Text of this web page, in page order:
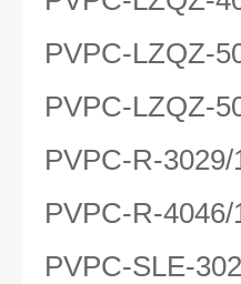
PVPC-LZQZ-
PVPC-LZQZ-
PVPC-R-3029/
PVPC-R-4046/
PVPC-SLE-